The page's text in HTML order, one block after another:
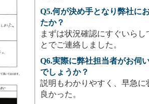
Q5.何が決め手となり弊社に
たか？
まずは状況確認にすぐいら
とでご連絡しました。
Q6.実際に弊社担当者がお伺
でしょうか？
説明もわかりやすく、早急に
良かった。